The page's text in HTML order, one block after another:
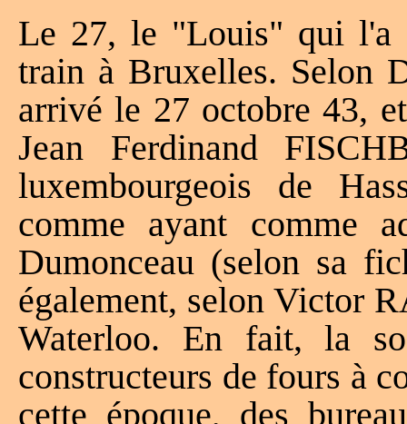
Le 27, le "Louis" qui l'a
train à Bruxelles. Selon
arrivé le 27 octobre 43,
Jean Ferdinand
luxembourgeois de
comme ayant comme
Dumonceau (selon sa
également, selon Victor
Waterloo. En fait, la
constructeurs de fours à
cette époque, des